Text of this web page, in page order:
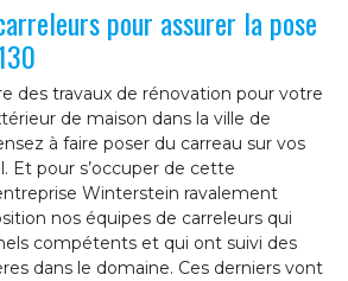
pour assurer la pose
des travaux de rénovation pour votre
de maison dans la ville de
à faire poser du carreau sur vos
Et pour s’occuper de cette
Winterstein ravalement
nos équipes de carreleurs qui
compétents et qui ont suivi des
dans le domaine. Ces derniers vont